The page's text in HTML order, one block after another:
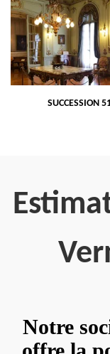
SUCCESSION
Notre